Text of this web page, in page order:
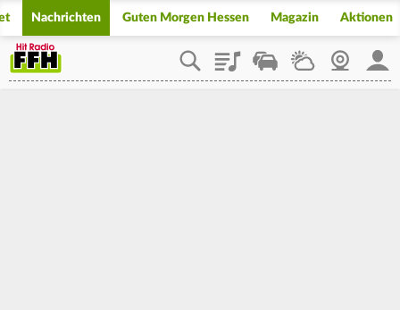
Nachrichten Guten Morgen Hessen Magazin Aktionen
PlaylistStaupilotWetterWebcam